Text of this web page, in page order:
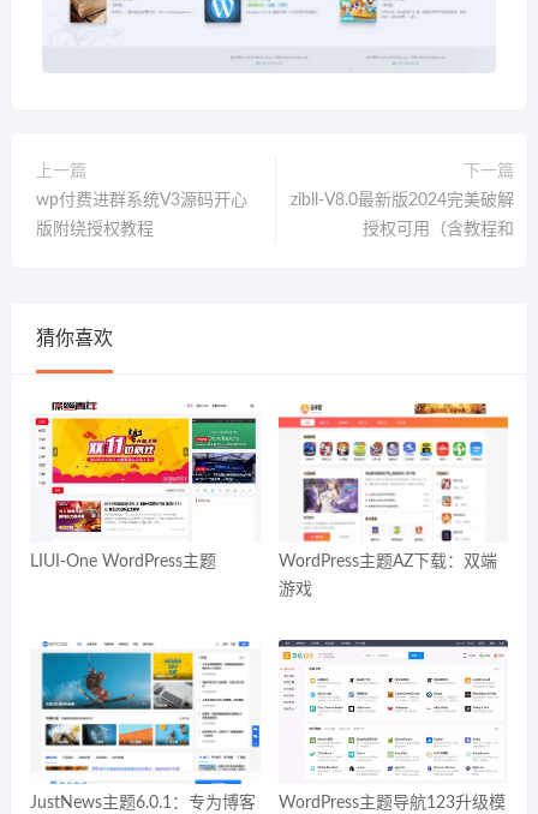
上一篇
wp付费进群系统V3源码开心
版附绕授权教程
下一篇
zibll-V8.0最新版2024完美破解
授权可用（含教程和
猜你喜欢
LIUI-One WordPress主题
WordPress主题AZ下载：双端
游戏
JustNews主题6.0.1：专为博客
WordPress主题导航123升级模